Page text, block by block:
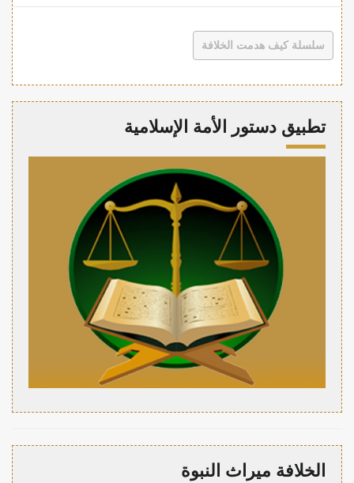
سلسلة كيف هدمت الخلافة
تطبيق دستور الأمة الإسلامية
الخلافة ميراث النبوة